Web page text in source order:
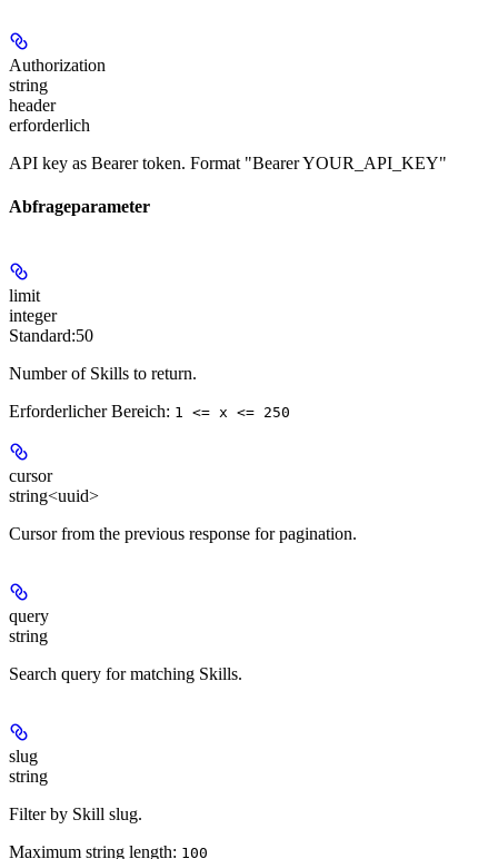
Authorization
string
header
erforderlich
API key as Bearer token. Format "Bearer YOUR_API_KEY"
Abfrageparameter
limit
integer
Standard:50
Number of Skills to return.
Erforderlicher Bereich: 1 <= x <= 250
cursor
string<uuid>
Cursor from the previous response for pagination.
query
string
Search query for matching Skills.
slug
string
Filter by Skill slug.
Maximum string length: 100